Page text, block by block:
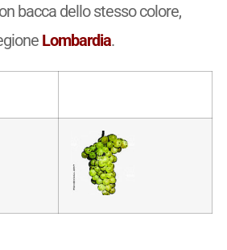
bacca dello stesso colore,
Lombardia.